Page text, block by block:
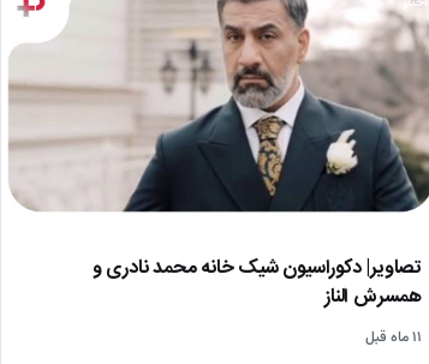
تصاویر| دکوراسیون شیک خانه محمد نادری و
همسرش الناز
۱۱ ماه قبل